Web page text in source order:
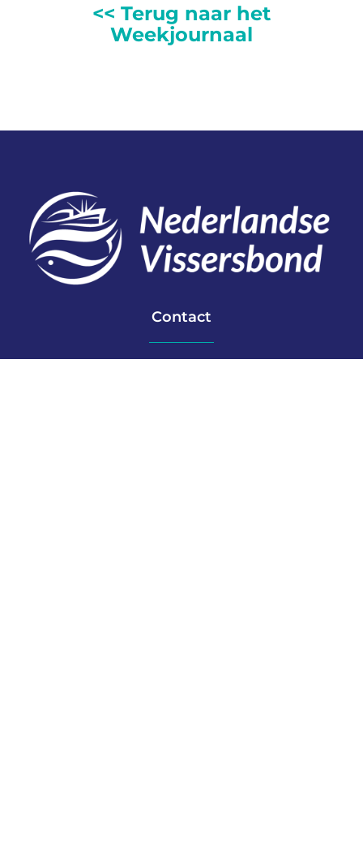
<< Terug naar het
Weekjournaal
Contact